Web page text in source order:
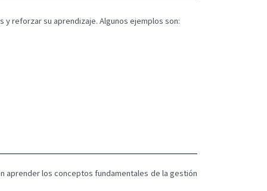
reforzar su aprendizaje. Algunos ejemplos son:
aprender los conceptos fundamentales de la gestión